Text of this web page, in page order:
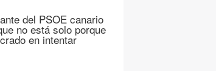
del PSOE canario
no está solo porque
en intentar